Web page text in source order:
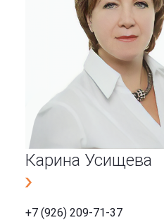
Карина Усищева
+7 (926) 209-71-37